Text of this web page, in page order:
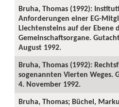
Bruha, Thomas (1992):
Anforderungen einer EG-
Liechtensteins auf der Ebene
Gemeinschaftsorgane.
August 1992.
Bruha, Thomas (1992):
sogenannten Vierten Weges.
4. November 1992.
Bruha, Thomas; Büchel,